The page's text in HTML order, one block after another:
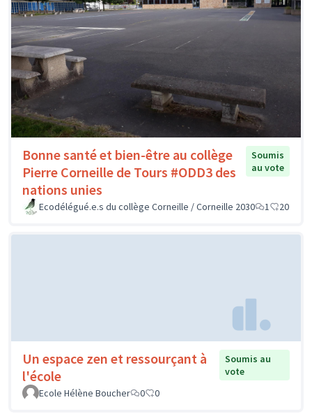
Bonne santé et bien-être au collège
Pierre Corneille de Tours #ODD3 des
nations unies
Soumis
au vote
Ecodélégué.e.s du collège Corneille / Corneille 2030 1 20
Un espace zen et ressourçant à
l'école
Soumis au
vote
Ecole Hélène Boucher
0 0